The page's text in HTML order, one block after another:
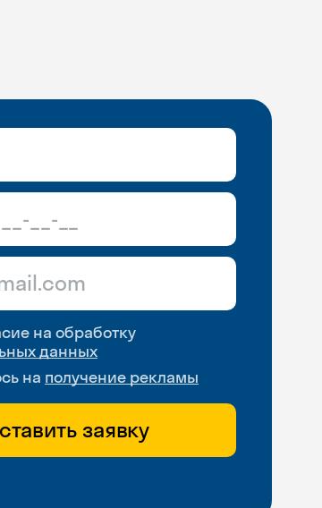
на обработку
данных
на получение рекламы
заявку